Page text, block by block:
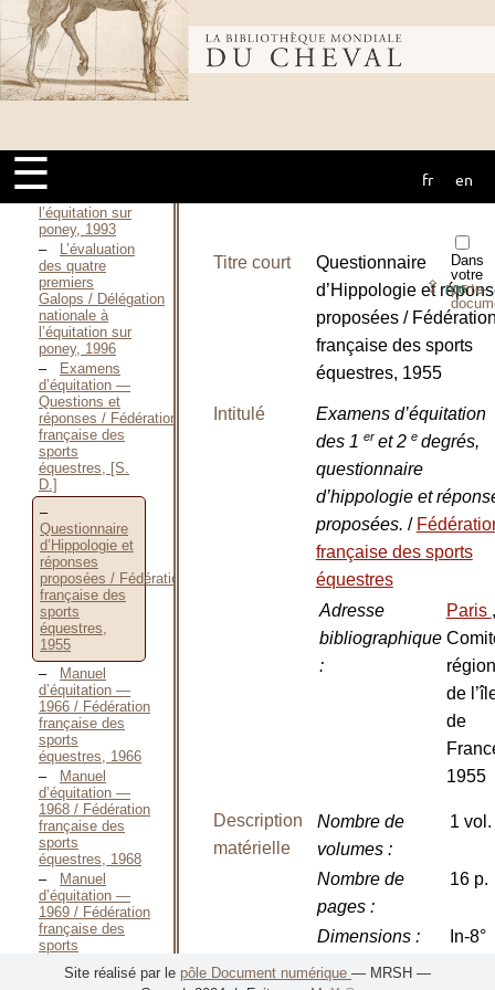
Bibliothèque
mondiale du
cheval
☰ fr en
1987
Manuel
d’équitation
éthologique / CORBIGNY
Élisabeth DE,
Décembre 2005
approche
globale / Délégation
l’équitation sur
poney, 1993
L’évaluation
des quatre
premiers
Galops / Délégation
nationale à
l’équitation sur
poney, 1996
Examens
d’équitation —
Questions et
réponses / Fédération
française des
sports
équestres, [S.
D.]
Questionnaire
d’Hippologie et
réponses
proposées / Fédération
française des
sports
équestres,
1955
Manuel
d’équitation —
1966 / Fédération
française des
sports
équestres, 1966
Manuel
d’équitation —
1968 / Fédération
française des
sports
équestres, 1968
Manuel
d’équitation —
1969 / Fédération
française des
sports
Examens
Dans
votre
porte-
⇪PDF
Titre court
Questionnaire
d’Hippologie et
proposées /
française des sports
équestres, 1955
Intitulé
Examens d’équitation
des 1 er et 2 e degrés,
questionnaire
d’hippologie et
proposées. /
française des sports
équestres
Adresse
bibliographique
:
Paris ,
de
de
1955
Description
matérielle
Nombre de
volumes:
1 vol.
Nombre de
pages:
16 p.
Dimensions:
In-8°
Illustrations :
Site réalisé par le pôle Document numérique — MRSH —